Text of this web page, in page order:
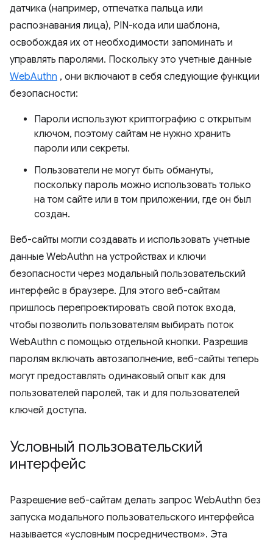
датчика (например, отпечатка пальца или
распознавания лица), PIN-кода или шаблона,
освобождая их от необходимости запоминать и
управлять паролями. Поскольку это учетные данные
WebAuthn , они включают в себя следующие функции
безопасности:
Пароли используют криптографию с открытым
ключом, поэтому сайтам не нужно хранить
пароли или секреты.
Пользователи не могут быть обмануты,
поскольку пароль можно использовать только
на том сайте или в том приложении, где он был
создан.
Веб-сайты могли создавать и использовать учетные
данные WebAuthn на устройствах и ключи
безопасности через модальный пользовательский
интерфейс в браузере. Для этого веб-сайтам
пришлось перепроектировать свой поток входа,
чтобы позволить пользователям выбирать поток
WebAuthn с помощью отдельной кнопки. Разрешив
паролям включать автозаполнение, веб-сайты теперь
могут предоставлять одинаковый опыт как для
пользователей паролей, так и для пользователей
ключей доступа.
Условный пользовательский
интерфейс
Разрешение веб-сайтам делать запрос WebAuthn без
запуска модального пользовательского интерфейса
называется «условным посредничеством». Эта